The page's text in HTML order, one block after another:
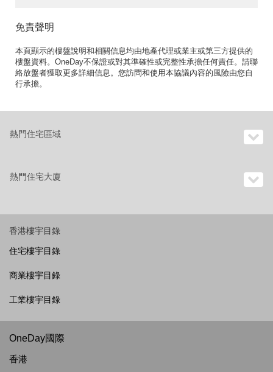
免責聲明
本頁顯示的樓盤說明和相關信息均由地產代理或業主或第三方提供的
樓盤資料。OneDay不保證或對其準確性或完整性承擔任何責任。請聯
絡放盤者獲取更多詳細信息。您訪問和使用本協議內容的風險由您自
行承擔。
熱門住宅區域
熱門住宅大廈
香港樓宇目錄
住宅樓宇目錄
商業樓宇目錄
工業樓宇目錄
OneDay國際
香港